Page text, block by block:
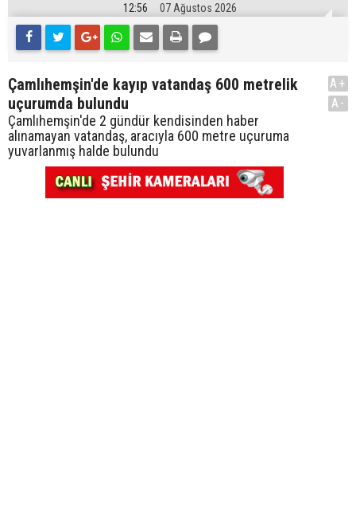
12:56 07 Ağustos 2026
Çamlıhemşin'de kayıp vatandaş 600 metrelik
uçurumda bulundu
Çamlıhemşin'de 2 gündür kendisinden haber
alınamayan vatandaş, aracıyla 600 metre uçuruma
yuvarlanmış halde bulundu
A+
A-